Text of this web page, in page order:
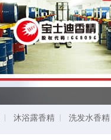
沐浴露香精 洗发水香精